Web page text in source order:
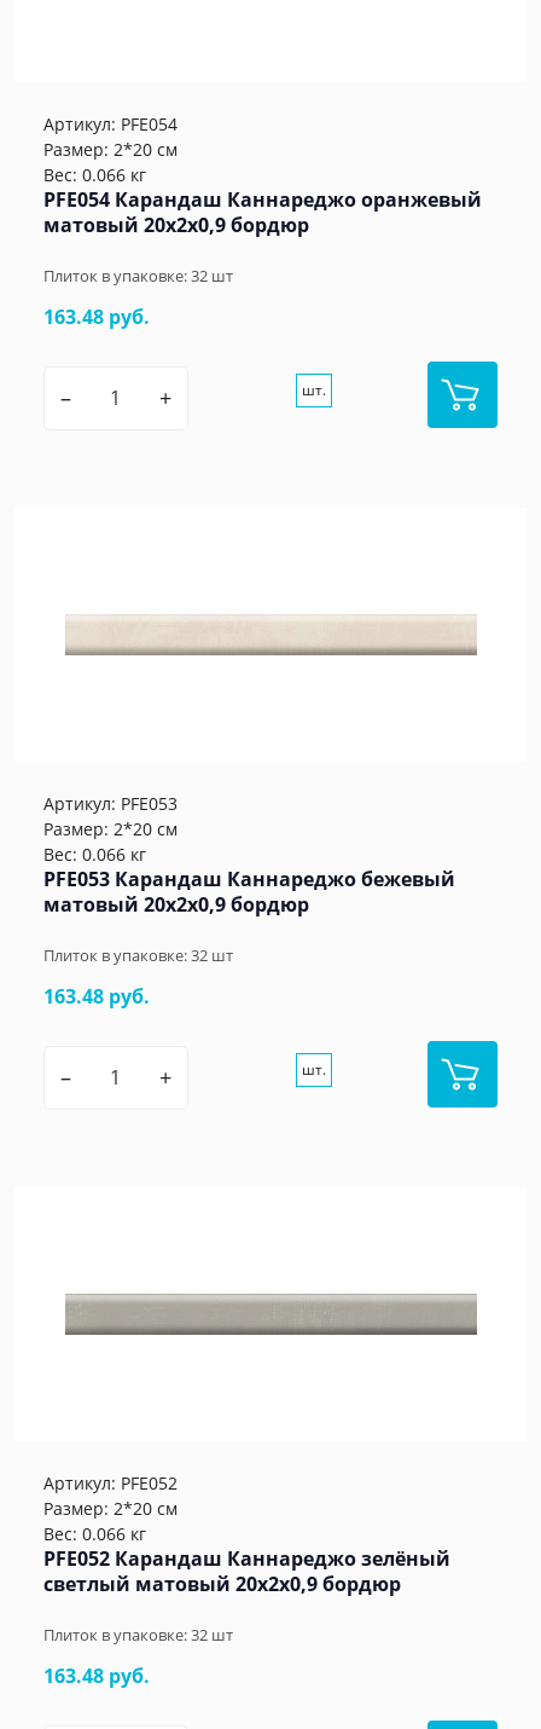
Артикул: PFE054
Размер: 2*20 см
Вес: 0.066 кг
PFE054 Карандаш Каннареджо оранжевый
матовый 20x2x0,9 бордюр
Плиток в упаковке:32 шт
163.48 руб.
– + шт.
Артикул: PFE053
Размер: 2*20 см
Вес: 0.066 кг
PFE053 Карандаш Каннареджо бежевый
матовый 20x2x0,9 бордюр
Плиток в упаковке:32 шт
163.48 руб.
– + шт.
Артикул: PFE052
Размер: 2*20 см
Вес: 0.066 кг
PFE052 Карандаш Каннареджо зелёный
светлый матовый 20x2x0,9 бордюр
Плиток в упаковке:32 шт
163.48 руб.